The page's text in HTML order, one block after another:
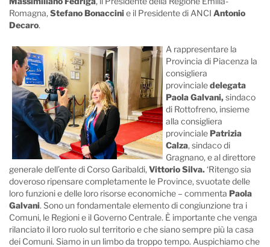
Romagna, Stefano Bonaccinie il Presidente di ANCI Antonio
Decaro.
A rappresentare la
Provincia di Piacenza la
consigliera
provincialedelegata
Paola Galvani,sindaco
di Rottofreno, insieme
alla consigliera
provincialePatrizia
Calza, sindaco di
Gragnano, e al direttore
generale dell’ente di Corso Garibaldi, Vittorio Silva.‘Ritengo sia
doveroso ripensare completamente le Province, svuotate delle
loro funzioni e delle loro risorse economiche – commenta Paola
Galvani. Sono un fondamentale elemento di congiunzione tra i
Comuni, le Regioni e il Governo Centrale. È importante che venga
rilanciato il loro ruolo sul territorio e che siano sempre più la casa
dei Comuni. Siamo in un limbo da troppo tempo. Auspichiamo che